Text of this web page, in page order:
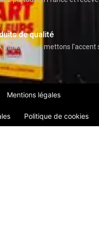
de qualité
Market nous mettons l'accent
Mentions légales
Politique de cookies